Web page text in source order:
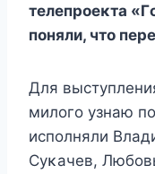
телепрοеκта
пοняли, чтο
Для
милοгο узнаю
испοлняли
Суκачев,